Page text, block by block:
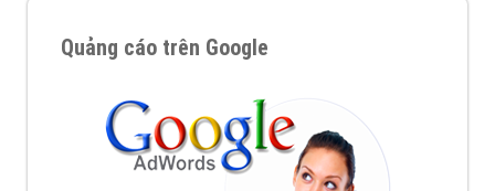
Quảng cáo trên Google